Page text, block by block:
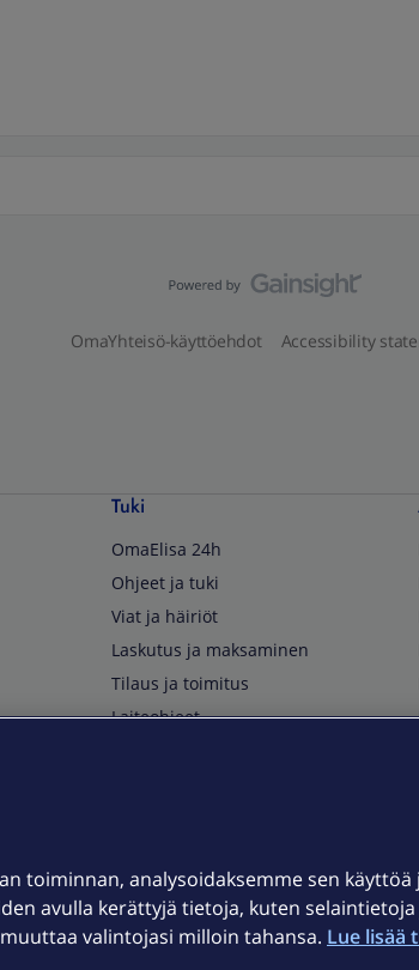
OmaYhteisö-käyttöehdot Accessibility
Tuki
OmaElisa 24h
Ohjeet ja tuki
Viat ja häiriöt
Laskutus ja maksaminen
Tilaus ja toimitus
Laiteohjeet
Kuuluvuuskartta
Asiakastiedotteet
OmaElisa-sovellus
toiminnan, analysoidaksemme sen
avulla kerättyjä tietoja, kuten
valintojasi milloin tahansa. Lue lisää